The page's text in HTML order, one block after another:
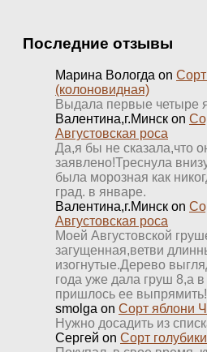
Последние отзывы
Марина Вологда on
(колоновидная)
Выдала первые четыре
Валентина,г.Минск on
Августовская роса
Да,я бы не сказала,что
заявлено!Треснула
была морозная как
град. в январе.
Валентина,г.Минск on
Августовская роса
Моей Августовской
загущенная,ветви
изогнутые.Дерево
года уже дала груш 8,а
пришлось ее
smolga on Сорт яблони
Нужно досадить из
Сергей on Сорт